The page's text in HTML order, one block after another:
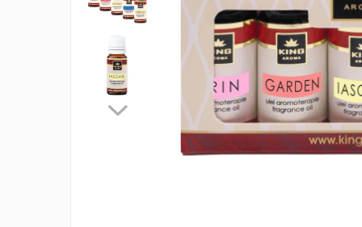
Ulei Parfumat Aromaterapie10 ml
Conuri & Bețe Parfumate
Pachet Bețisoare Parfumate HEM + Ulei
Parfumat Aromaterapie